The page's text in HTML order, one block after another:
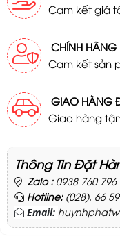
Cam kết giá
CHÍNH HÃNG
Cam kết sản
GIAO HÀNG
Giao hàng
Thông Tin Đặt
Zalo : 0938 760 796
Hotline: (028). 66
Email: